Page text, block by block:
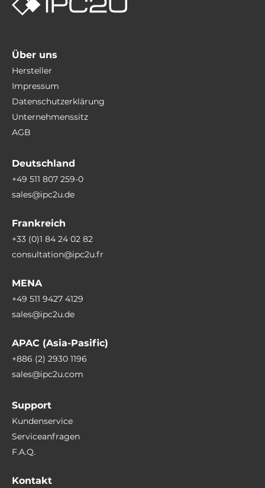
Über uns
Hersteller
Impressum
Datenschutzerklärung
Unternehmenssitz
AGB
Deutschland
+49 511 807 259-0
sales@ipc2u.de
Frankreich
+33 (0)1 84 24 02 82
consultation@ipc2u.fr
MENA
+49 511 9427 4129
sales@ipc2u.de
APAC (Asia-Pasific)
+886 (2) 2930 1196
sales@ipc2u.com
Support
Kundenservice
Serviceanfragen
F.A.Q.
Kontakt